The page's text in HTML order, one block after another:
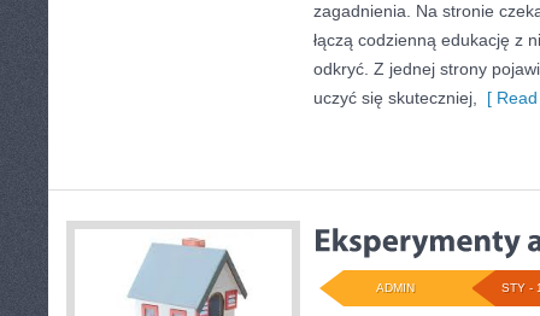
zagadnienia. Na stronie
łączą codzienną edukację z
odkryć. Z jednej strony
uczyć się skuteczniej,
[
STY -
ADMIN